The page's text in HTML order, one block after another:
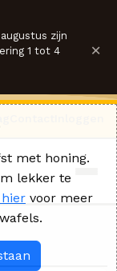
zijn
1 tot 4
×
met honing.
lekker te
voor meer